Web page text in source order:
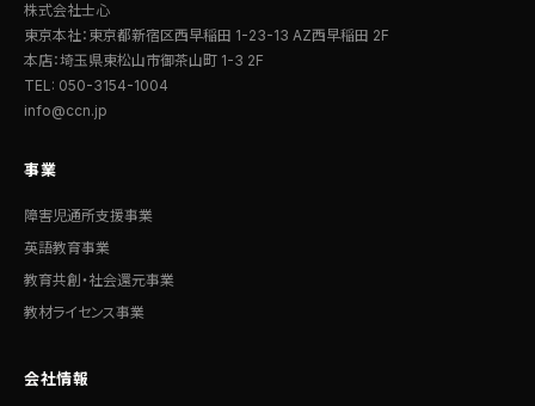
株式会社士心
東京本社：東京都新宿区西早稲田 1-23-13 AZ西早稲田 2F
本店：埼玉県東松山市御茶山町 1-3 2F
TEL: 050-3154-1004
info@ccn.jp
事業
障害児通所支援事業
英語教育事業
教育共創・社会還元事業
教材ライセンス事業
会社情報